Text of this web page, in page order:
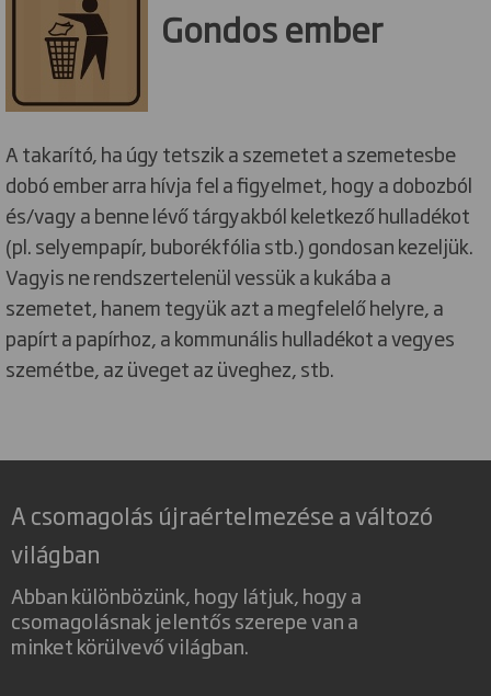
Gondos ember
A takarító, ha úgy tetszik a szemetet a szemetesbe
dobó ember arra hívja fel a figyelmet, hogy a dobozból
és/vagy a benne lévő tárgyakból keletkező hulladékot
(pl. selyempapír, buborékfólia stb.) gondosan kezeljük.
Vagyis ne rendszertelenül vessük a kukába a
szemetet, hanem tegyük azt a megfelelő helyre, a
papírt a papírhoz, a kommunális hulladékot a vegyes
szemétbe, az üveget az üveghez, stb.
A csomagolás újraértelmezése a változó
világban
Abban különbözünk, hogy látjuk, hogy a
csomagolásnak jelentős szerepe van a
minket körülvevő világban.